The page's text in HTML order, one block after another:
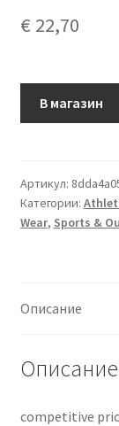
€ 22,70
В магазин
Артикул:
Категории:
Wear, Sports &
Описание
Описание
competitive